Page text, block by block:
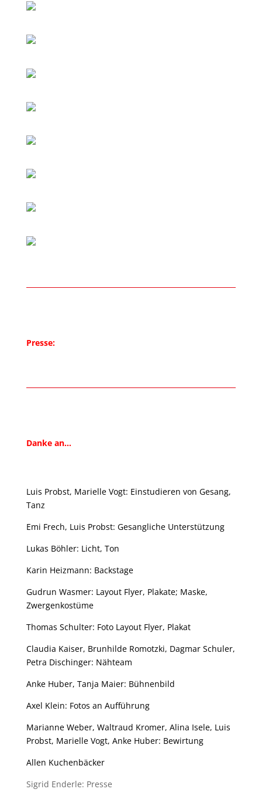
Presse:
Danke an…
Luis Probst, Marielle Vogt: Einstudieren von Gesang,
Tanz
Emi Frech, Luis Probst: Gesangliche Unterstützung
Lukas Böhler: Licht, Ton
Karin Heizmann: Backstage
Gudrun Wasmer: Layout Flyer, Plakate; Maske,
Zwergenkostüme
Thomas Schulter: Foto Layout Flyer, Plakat
Claudia Kaiser, Brunhilde Romotzki, Dagmar Schuler,
Petra Dischinger: Nähteam
Anke Huber, Tanja Maier: Bühnenbild
Axel Klein: Fotos an Aufführung
Marianne Weber, Waltraud Kromer, Alina Isele, Luis
Probst, Marielle Vogt, Anke Huber: Bewirtung
Allen Kuchenbäcker
Sigrid Enderle: Presse